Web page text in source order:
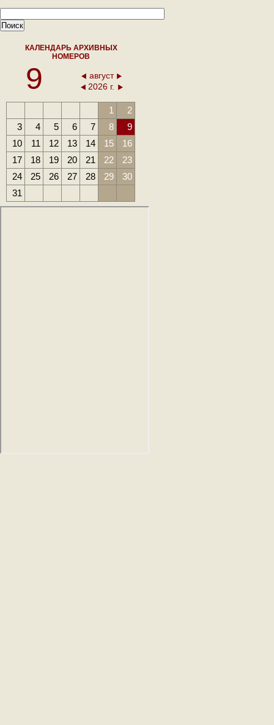
КАЛЕНДАРЬ АРХИВНЫХ
НОМЕРОВ
9
август
2026 г.
1
2
3
4 5 6 7 8
9
10
11 12 13 14 15
16
17
18 19 20 21 22
23
24
25 26 27 28 29
30
31